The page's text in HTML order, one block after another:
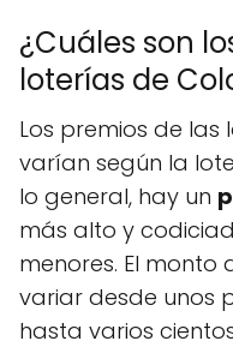
¿Cuáles son
loterías de
Los premios de
varían según la
lo general, hay un
más alto y
menores. El
variar desde unos
hasta varios